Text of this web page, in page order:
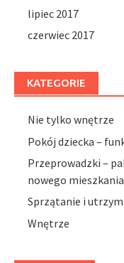
lipiec 2017
czerwiec 2017
KATEGORIE
Nie tylko wnętrze
Pokój dziecka –
Przeprowadzki –
nowego mieszkania
Sprzątanie i
Wnętrze